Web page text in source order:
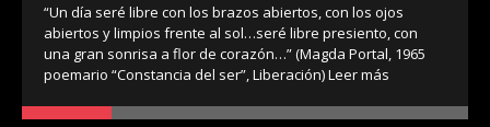
“Un día seré libre con los brazos abiertos, con los ojos
abiertos y limpios frente al sol…seré libre presiento, con
una gran sonrisa a flor de corazón…” (Magda Portal, 1965
poemario “Constancia del ser”, Liberación)Leer más